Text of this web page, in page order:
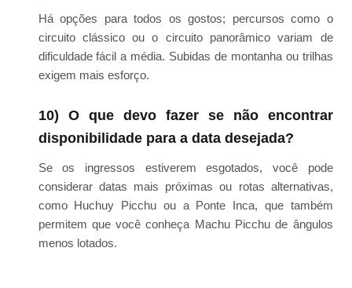
Há opções para todos os gostos; percursos como o
circuito clássico ou o circuito panorâmico variam de
dificuldade fácil a média. Subidas de montanha ou trilhas
exigem mais esforço.
10) O que devo fazer se não encontrar
disponibilidade para a data desejada?
Se os ingressos estiverem esgotados, você pode
considerar datas mais próximas ou rotas alternativas,
como Huchuy Picchu ou a Ponte Inca, que também
permitem que você conheça Machu Picchu de ângulos
menos lotados.